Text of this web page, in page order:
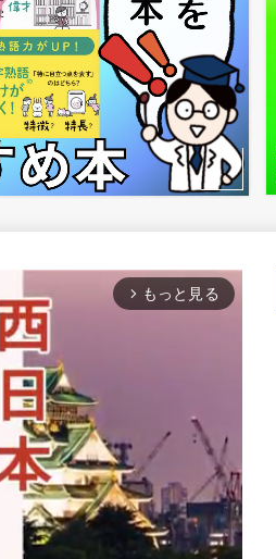
arrow_forward_ios もっと見る